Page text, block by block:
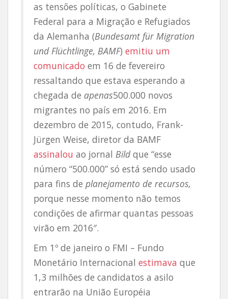
as tensões políticas, o Gabinete
Federal para a Migração e Refugiados
da Alemanha (Bundesamt für Migration
und Flüchtlinge, BAMF) emitiu um
comunicado em 16 de fevereiro
ressaltando que estava esperando a
chegada de apenas500.000 novos
migrantes no país em 2016. Em
dezembro de 2015, contudo, Frank-
Jürgen Weise, diretor da BAMF
assinalou ao jornal Bildque “esse
número “500.000” só está sendo usado
para fins de planejamento de recursos,
porque nesse momento não temos
condições de afirmar quantas pessoas
virão em 2016″.
Em 1º de janeiro o FMI – Fundo
Monetário Internacional estimava que
1,3 milhões de candidatos a asilo
entrarão na União Européia